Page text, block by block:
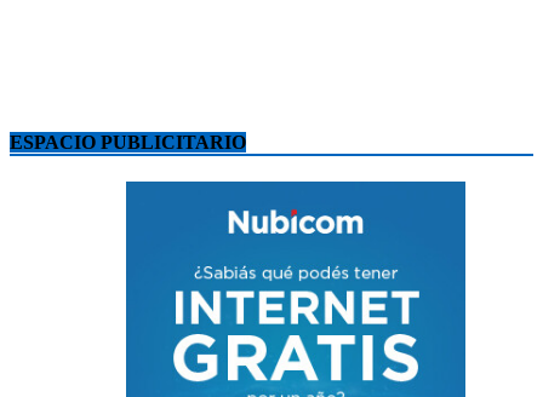
ESPACIO PUBLICITARIO